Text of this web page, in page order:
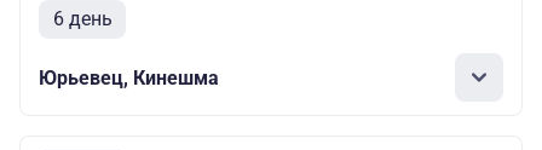
6 день
Юрьевец, Кинешма